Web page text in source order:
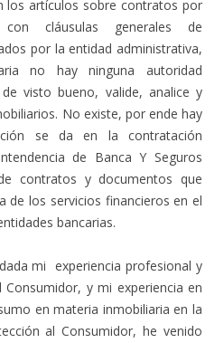
los artículos sobre contratos por
cláusulas generales de
por la entidad administrativa,
no hay ninguna autoridad
visto bueno, valide, analice y
No existe, por ende hay
se da en la contratación
de Banca Y Seguros
contratos y documentos que
de los servicios financieros en el
bancarias.
mi experiencia profesional y
y mi experiencia en
en materia inmobiliaria en la
al Consumidor, he venido